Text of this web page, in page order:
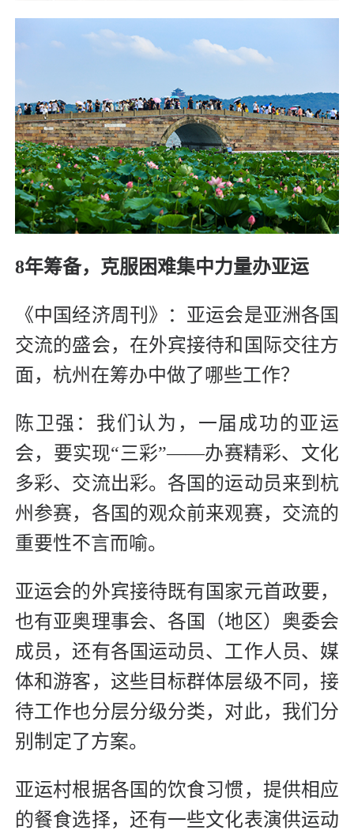
8年筹备，克服困难集中力量办亚运
《中国经济周刊》：亚运会是亚洲各国
交流的盛会，在外宾接待和国际交往方
面，杭州在筹办中做了哪些工作？
陈卫强：我们认为，一届成功的亚运
会，要实现“三彩”——办赛精彩、文化
多彩、交流出彩。各国的运动员来到杭
州参赛，各国的观众前来观赛，交流的
重要性不言而喻。
亚运会的外宾接待既有国家元首政要，
也有亚奥理事会、各国（地区）奥委会
成员，还有各国运动员、工作人员、媒
体和游客，这些目标群体层级不同，接
待工作也分层分级分类，对此，我们分
别制定了方案。
亚运村根据各国的饮食习惯，提供相应
的餐食选择，还有一些文化表演供运动